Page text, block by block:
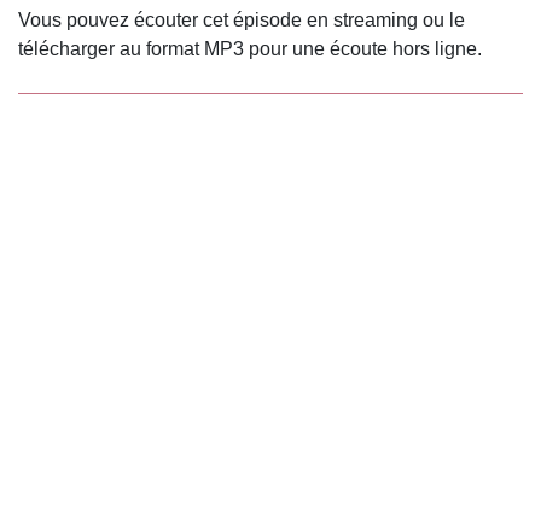
Vous pouvez écouter cet épisode en streaming ou le
télécharger au format MP3 pour une écoute hors ligne.